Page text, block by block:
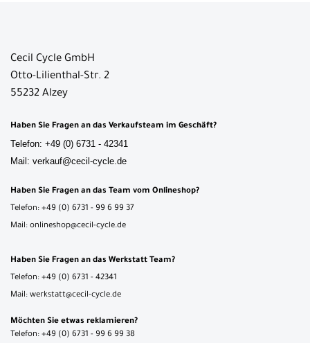
Cecil Cycle GmbH
Otto-Lilienthal-Str. 2
55232 Alzey
Haben Sie Fragen an das Verkaufsteam im Geschäft?
Telefon: +49 (0) 6731 - 42341
Mail: verkauf@cecil-cycle.de
Haben Sie Fragen an das Team vom Onlineshop?
Telefon: +49 (0) 6731 - 99 6 99 37
Mail: onlineshop@cecil-cycle.de
Haben Sie Fragen an das Werkstatt Team?
Telefon: +49 (0) 6731 - 42341
Mail: werkstatt@cecil-cycle.de
Möchten Sie etwas reklamieren?
Telefon: +49 (0) 6731 - 99 6 99 38